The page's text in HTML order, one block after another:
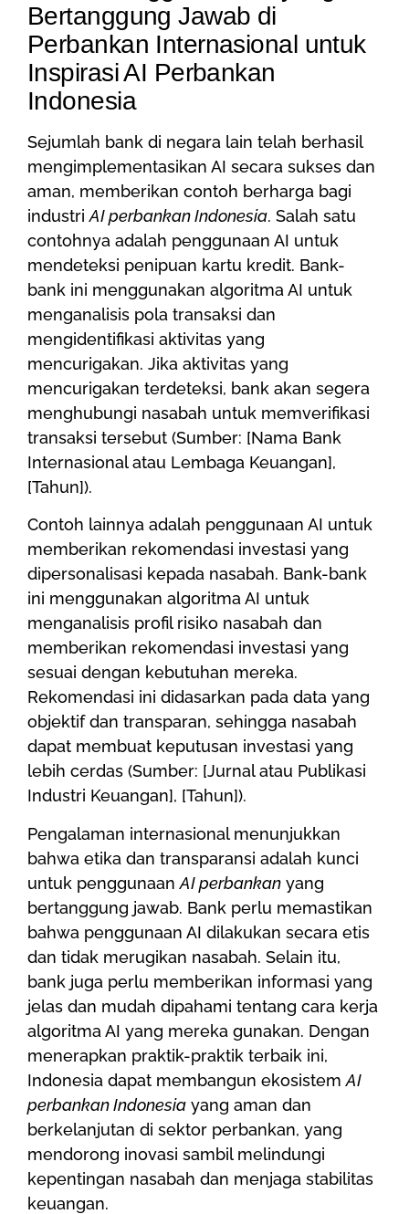
Bertanggung Jawab di
Perbankan Internasional untuk
Inspirasi AI Perbankan
Indonesia
Sejumlah bank di negara lain telah berhasil
mengimplementasikan AI secara sukses dan
aman, memberikan contoh berharga bagi
industriAI perbankan Indonesia. Salah satu
contohnya adalah penggunaan AI untuk
mendeteksi penipuan kartu kredit. Bank-
bank ini menggunakan algoritma AI untuk
menganalisis pola transaksi dan
mengidentifikasi aktivitas yang
mencurigakan. Jika aktivitas yang
mencurigakan terdeteksi, bank akan segera
menghubungi nasabah untuk memverifikasi
transaksi tersebut (Sumber: [Nama Bank
Internasional atau Lembaga Keuangan],
[Tahun]).
Contoh lainnya adalah penggunaan AI untuk
memberikan rekomendasi investasi yang
dipersonalisasi kepada nasabah. Bank-bank
ini menggunakan algoritma AI untuk
menganalisis profil risiko nasabah dan
memberikan rekomendasi investasi yang
sesuai dengan kebutuhan mereka.
Rekomendasi ini didasarkan pada data yang
objektif dan transparan, sehingga nasabah
dapat membuat keputusan investasi yang
lebih cerdas (Sumber: [Jurnal atau Publikasi
Industri Keuangan], [Tahun]).
Pengalaman internasional menunjukkan
bahwa etika dan transparansi adalah kunci
untuk penggunaanAI perbankan yang
bertanggung jawab. Bank perlu memastikan
bahwa penggunaan AI dilakukan secara etis
dan tidak merugikan nasabah. Selain itu,
bank juga perlu memberikan informasi yang
jelas dan mudah dipahami tentang cara kerja
algoritma AI yang mereka gunakan. Dengan
menerapkan praktik-praktik terbaik ini,
Indonesia dapat membangun ekosistemAI
perbankan Indonesia yang aman dan
berkelanjutan di sektor perbankan, yang
mendorong inovasi sambil melindungi
kepentingan nasabah dan menjaga stabilitas
keuangan.